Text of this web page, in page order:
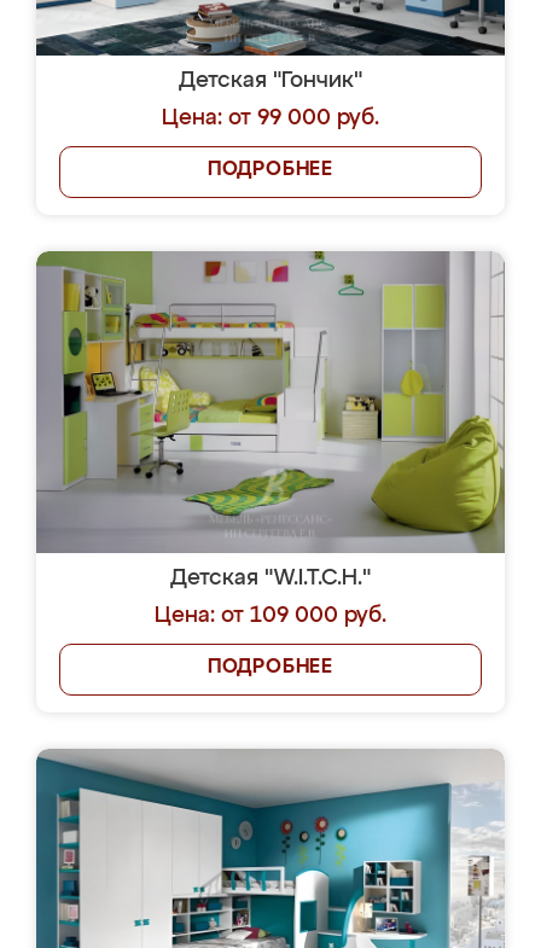
Детская "Гончик"
Цена: от 99 000 руб.
ПОДРОБНЕЕ
Детская "W.I.T.C.H."
Цена: от 109 000 руб.
ПОДРОБНЕЕ